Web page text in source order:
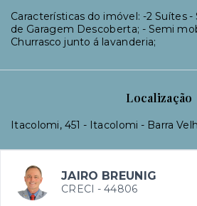
Características do imóvel: -2 Suítes -
de Garagem Descoberta; - Semi
Churrasco junto á lavanderia;
Localização
Itacolomi, 451 - Itacolomi - Barra
JAIRO BREUNIG
CRECI - 44806